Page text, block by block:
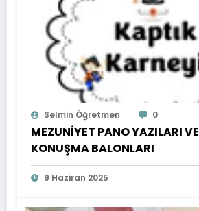
Selmin Öğretmen 0
MEZUNİYET PANO YAZILARI VE
KONUŞMA BALONLARI
9 Haziran 2025